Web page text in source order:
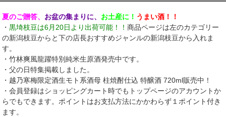
夏のご贈答、 お盆の集まりに、 お土産に！ うまい酒！！
・黒埼枝豆は6月20日より出荷可能！！商品ページは左のカテゴリー
の新潟枝豆からと下の店長おすすめジャンルの新潟枝豆から入れま
す。
・竹林爽風龍躍特別純米生原酒発売中です。
・父の日特集掲載しました。
・越乃寒梅限定酒生モト系酒母 柱焼酎仕込 特醸酒 720ml販売中！
・会員登録はショッピングカート時でもトップページのアカウントか
らでもできます。ポイントはお支払方法にかかわらず１ポイント付き
ます。